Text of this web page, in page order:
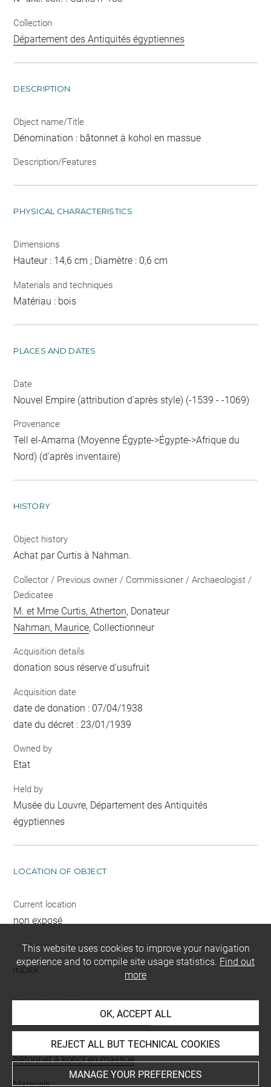
Collection
Département des Antiquités égyptiennes
DESCRIPTION
Object name/Title
Dénomination : bâtonnet à kohol en massue
Description/Features
PHYSICAL CHARACTERISTICS
Dimensions
Hauteur : 14,6 cm ; Diamètre : 0,6 cm
Materials and techniques
Matériau : bois
PLACES AND DATES
Date
Nouvel Empire (attribution d'après style) (-1539 - -1069)
Provenance
Tell el-Amarna (Moyenne Égypte->Égypte->Afrique du
Nord) (d'après inventaire)
HISTORY
Object history
Achat par Curtis à Nahman.
Collector / Previous owner / Commissioner / Archaeologist /
Dedicatee
M. et Mme Curtis, Atherton, Donateur
Nahman, Maurice, Collectionneur
Acquisition details
donation sous réserve d'usufruit
Acquisition date
date de donation : 07/04/1938
date du décret : 23/01/1939
Owned by
Etat
Held by
Musée du Louvre, Département des Antiquités
égyptiennes
LOCATION OF OBJECT
Current location
non exposé
INDEX
Mode d'acquisition
donation sous réserve d'usufruit
bâtonnet à kohol en massue
Materials
This website uses cookies to improve your navigation
experience and to compile site usage statistics. Find out
more
OK, ACCEPT ALL
REJECT ALL BUT TECHNICAL COOKIES
MANAGE YOUR PREFERENCES